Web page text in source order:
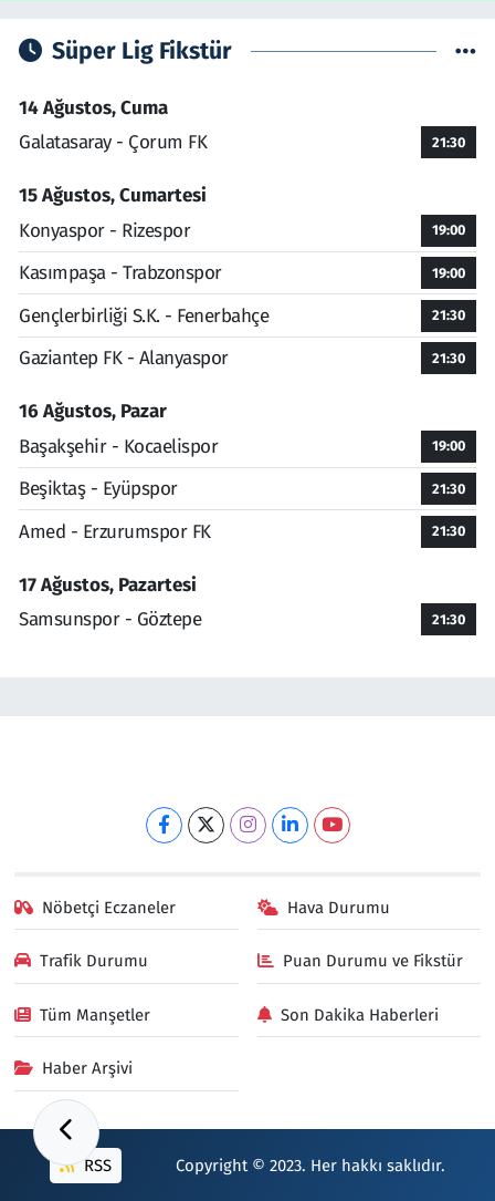
Süper Lig Fikstür
14 Ağustos, Cuma
Galatasaray - Çorum FK
21:30
15 Ağustos, Cumartesi
Konyaspor - Rizespor
19:00
Kasımpaşa - Trabzonspor 19:00
Gençlerbirliği S.K. - Fenerbahçe 21:30
Gaziantep FK - Alanyaspor 21:30
16 Ağustos, Pazar
Başakşehir - Kocaelispor
19:00
Beşiktaş - Eyüpspor 21:30
Amed - Erzurumspor FK 21:30
17 Ağustos, Pazartesi
Samsunspor - Göztepe
21:30
Nöbetçi Eczaneler Hava Durumu
Trafik Durumu Puan Durumu ve Fikstür
Tüm Manşetler Son Dakika Haberleri
Haber Arşivi
RSS Copyright © 2023. Her hakkı saklıdır.